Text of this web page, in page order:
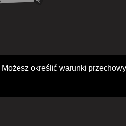
określić warunki